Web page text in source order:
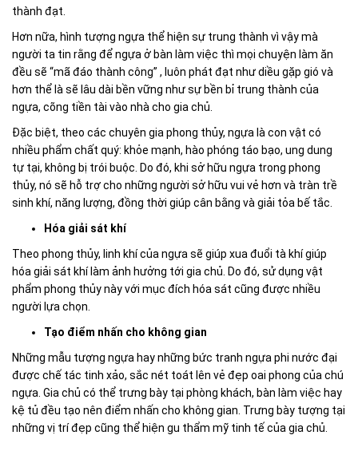
thành đạt.
Hơn nữa, hình tượng ngựa thể hiện sự trung thành vì vậy mà
người ta tin rằng để ngựa ở bàn làm việc thì mọi chuyện làm ăn
đều sẽ “mã đáo thành công” , luôn phát đạt như diều gặp gió và
hơn thể là sẽ lâu dài bền vững như sự bền bỉ trung thành của
ngựa, cõng tiền tài vào nhà cho gia chủ.
Đặc biệt, theo các chuyên gia phong thủy, ngựa là con vật có
nhiều phẩm chất quý: khỏe mạnh, hào phóng táo bạo, ung dung
tự tại, không bị trói buộc. Do đó, khi sở hữu ngựa trong phong
thủy, nó sẽ hỗ trợ cho những người sở hữu vui vẻ hơn và tràn trề
sinh khí, năng lượng, đồng thời giúp cân bằng và giải tỏa bế tắc.
Hóa giải sát khí
Theo phong thủy, linh khí của ngựa sẽ giúp xua đuổi tà khí giúp
hóa giải sát khí làm ảnh hưởng tới gia chủ. Do đó, sử dụng vật
phẩm phong thủy này với mục đích hóa sát cũng được nhiều
người lựa chọn.
Tạo điểm nhấn cho không gian
Những mẫu tượng ngựa hay những bức tranh ngựa phi nước đại
được chế tác tinh xảo, sắc nét toát lên vẻ đẹp oai phong của chú
ngựa. Gia chủ có thể trưng bày tại phòng khách, bàn làm việc hay
kệ tủ đều tạo nên điểm nhấn cho không gian. Trưng bày tượng tại
những vị trí đẹp cũng thể hiện gu thẩm mỹ tinh tế của gia chủ.